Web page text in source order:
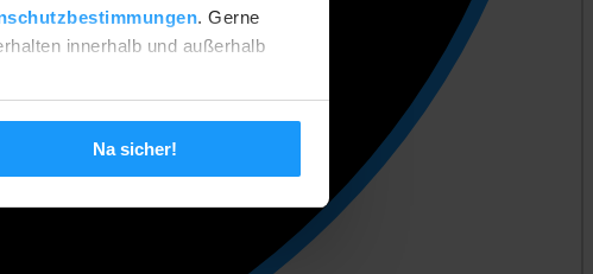
. Gerne
innerhalb und außerhalb
setzen. Deine Einstellungen
Na sicher!